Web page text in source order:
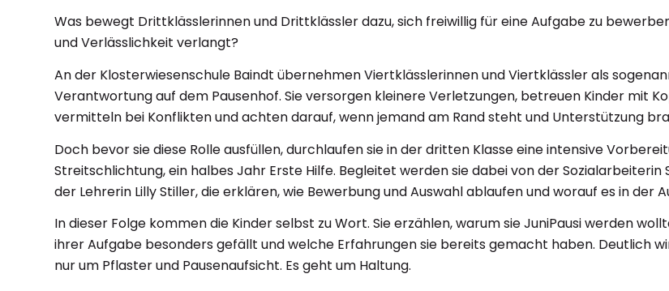
Was bewegt Drittklässlerinnen und Drittklässler dazu, sich freiwillig für eine Aufgabe zu
und Verlässlichkeit verlangt?
An der Klosterwiesenschule Baindt übernehmen Viertklässlerinnen und Viertklässler als
Verantwortung auf dem Pausenhof. Sie versorgen kleinere Verletzungen, betreuen Kinder mit
vermitteln bei Konflikten und achten darauf, wenn jemand am Rand steht und Unterstützung
Doch bevor sie diese Rolle ausfüllen, durchlaufen sie in der dritten Klasse eine intensive
Streitschlichtung, ein halbes Jahr Erste Hilfe. Begleitet werden sie dabei von der Sozialarbeiterin
der Lehrerin Lilly Stiller, die erklären, wie Bewerbung und Auswahl ablaufen und worauf es in der
In dieser Folge kommen die Kinder selbst zu Wort. Sie erzählen, warum sie JuniPausi werden
ihrer Aufgabe besonders gefällt und welche Erfahrungen sie bereits gemacht haben. Deutlich
nur um Pflaster und Pausenaufsicht. Es geht um Haltung.